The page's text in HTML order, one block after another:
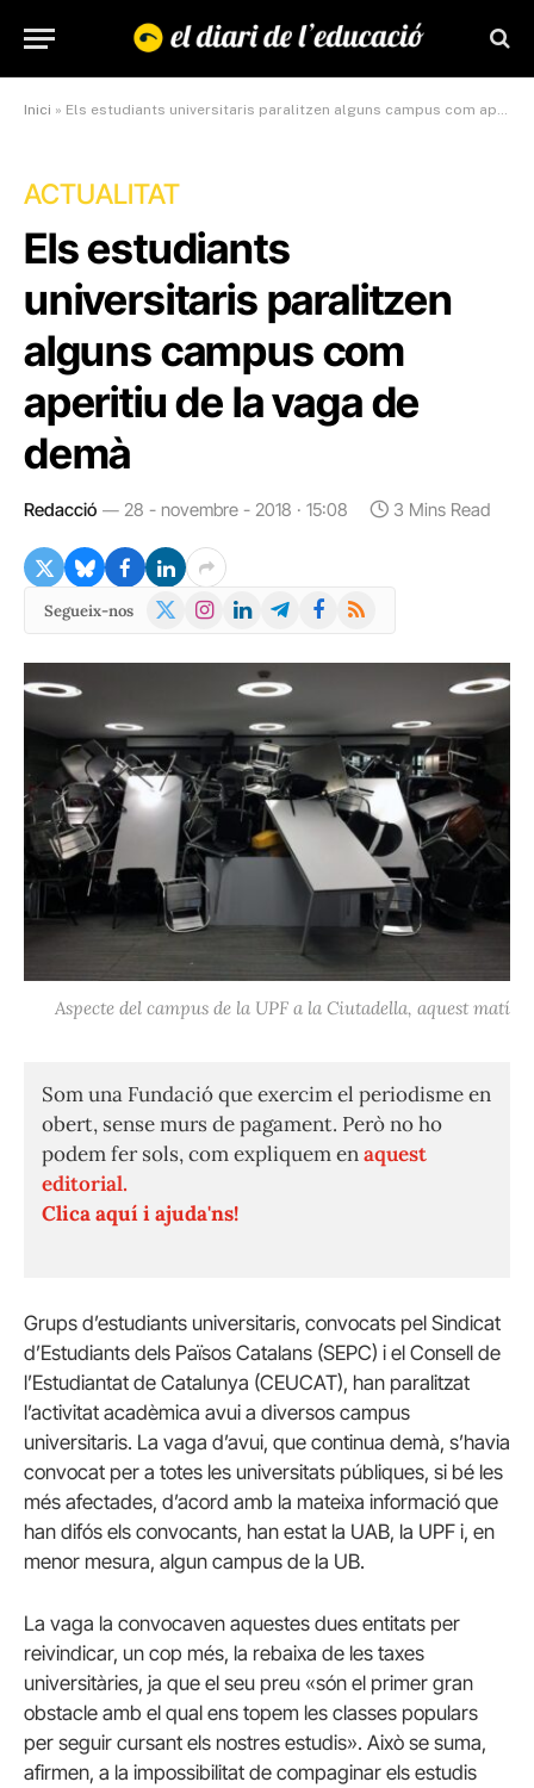
Inici » Els estudiants universitaris paralitzen alguns campus com aperitiu de la vaga de demà
ACTUALITAT
Els estudiants
universitaris paralitzen
alguns campus com
aperitiu de la vaga de
demà
Redacció 28 - novembre - 2018 · 15:08 3 Mins Read
Segueix-nos
X
Instagram
LinkedInTelegramFacebook
RSS
Aspecte del campus de la UPF a la Ciutadella, aquest matí
Som una Fundació que exercim el periodisme en
obert, sense murs de pagament. Però no ho
podem fer sols, com expliquem enaquest
editorial.
Clica aquí i ajuda'ns!
Grups d’estudiants universitaris, convocats pel Sindicat
d’Estudiants dels Països Catalans (SEPC) i el Consell de
l’Estudiantat de Catalunya (CEUCAT), han paralitzat
l’activitat acadèmica avui a diversos campus
universitaris. La vaga d’avui, que continua demà, s’havia
convocat per a totes les universitats públiques, si bé les
més afectades, d’acord amb la mateixa informació que
han difós els convocants, han estat la UAB, la UPF i, en
menor mesura, algun campus de la UB.
La vaga la convocaven aquestes dues entitats per
reivindicar, un cop més, la rebaixa de les taxes
universitàries, ja que el seu preu «són el primer gran
obstacle amb el qual ens topem les classes populars
per seguir cursant els nostres estudis». Això se suma,
afirmen, a la impossibilitat de compaginar els estudis